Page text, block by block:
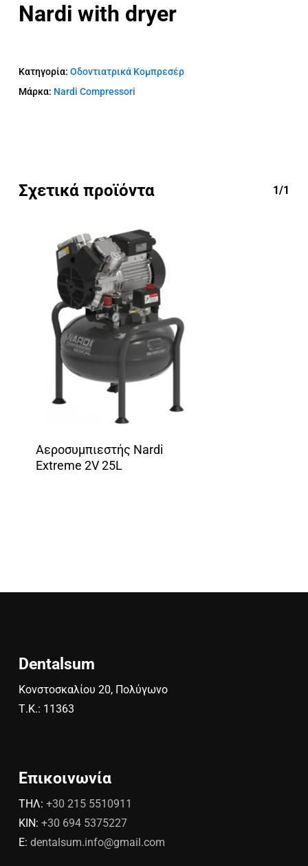
Nardi with dryer
Κατηγορία: Οδοντιατρικά Κομπρεσέρ
Μάρκα: Nardi Compressori
Σχετικά προϊόντα 1/1
Αεροσυμπιεστής Nardi
Extreme 2V 25L
Dentalsum
Κονστοσκαλίου 20, Πολύγωνο
Τ.Κ.: 11363
Επικοινωνία
ΤΗΛ: +30 215 5510911
ΚΙΝ: +30 694 5375227
E: dentalsum.info@gmail.com